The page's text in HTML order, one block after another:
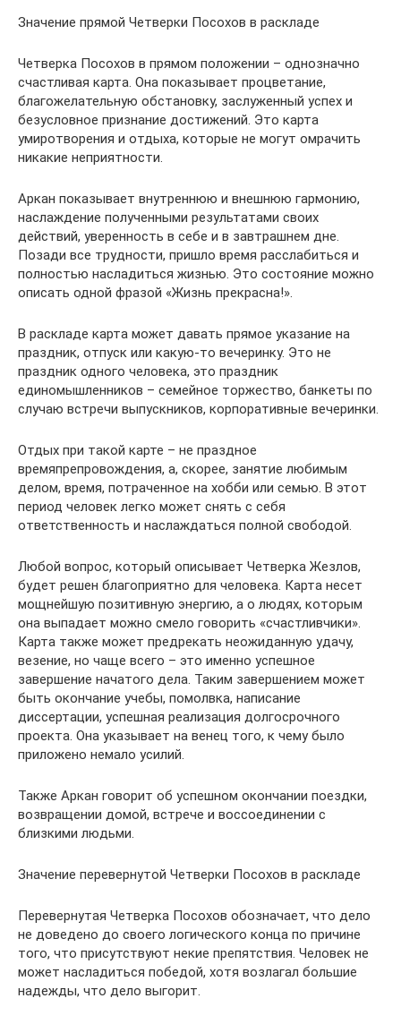
Значение прямой Четверки Посохов в раскладе
Четверка Посохов в прямом положении – однозначно
счастливая карта. Она показывает процветание,
благожелательную обстановку, заслуженный успех и
безусловное признание достижений. Это карта
умиротворения и отдыха, которые не могут омрачить
никакие неприятности.
Аркан показывает внутреннюю и внешнюю гармонию,
наслаждение полученными результатами своих
действий, уверенность в себе и в завтрашнем дне.
Позади все трудности, пришло время расслабиться и
полностью насладиться жизнью. Это состояние можно
описать одной фразой «Жизнь прекрасна!».
В раскладе карта может давать прямое указание на
праздник, отпуск или какую-то вечеринку. Это не
праздник одного человека, это праздник
единомышленников – семейное торжество, банкеты по
случаю встречи выпускников, корпоративные вечеринки.
Отдых при такой карте – не праздное
времяпрепровождения, а, скорее, занятие любимым
делом, время, потраченное на хобби или семью. В этот
период человек легко может снять с себя
ответственность и наслаждаться полной свободой.
Любой вопрос, который описывает Четверка Жезлов,
будет решен благоприятно для человека. Карта несет
мощнейшую позитивную энергию, а о людях, которым
она выпадает можно смело говорить «счастливчики».
Карта также может предрекать неожиданную удачу,
везение, но чаще всего – это именно успешное
завершение начатого дела. Таким завершением может
быть окончание учебы, помолвка, написание
диссертации, успешная реализация долгосрочного
проекта. Она указывает на венец того, к чему было
приложено немало усилий.
Также Аркан говорит об успешном окончании поездки,
возвращении домой, встрече и воссоединении с
близкими людьми.
Значение перевернутой Четверки Посохов в раскладе
Перевернутая Четверка Посохов обозначает, что дело
не доведено до своего логического конца по причине
того, что присутствуют некие препятствия. Человек не
может насладиться победой, хотя возлагал большие
надежды, что дело выгорит.